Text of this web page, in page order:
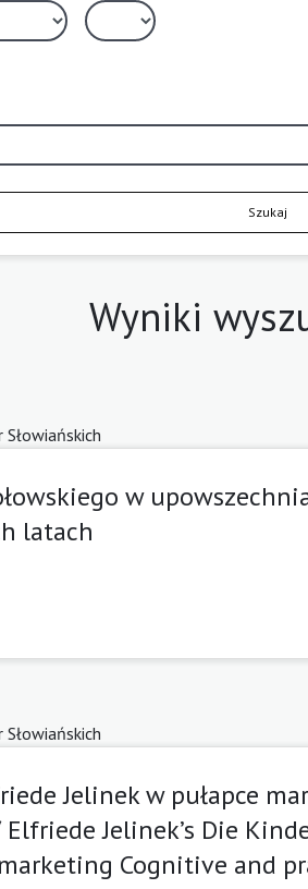
Szukaj
Wyniki
w
latach
Jelinek w pułapce
Jelinek’s Die
Cognitive and